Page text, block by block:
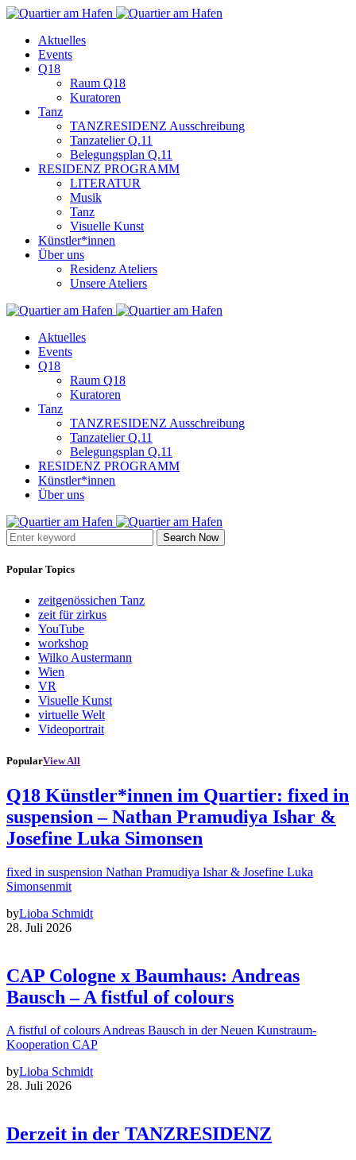
Aktuelles
Events
Q18
Raum Q18
Kuratoren
Tanz
TANZRESIDENZ Ausschreibung
Tanzatelier Q.11
Belegungsplan Q.11
RESIDENZ PROGRAMM
LITERATUR
Musik
Tanz
Visuelle Kunst
Künstler*innen
Über uns
Residenz Ateliers
Unsere Ateliers
Aktuelles
Events
Q18
Raum Q18
Kuratoren
Tanz
TANZRESIDENZ Ausschreibung
Tanzatelier Q.11
Belegungsplan Q.11
RESIDENZ PROGRAMM
Künstler*innen
Über uns
Search Now
Popular Topics
zeitgenössichen Tanz
zeit für zirkus
YouTube
workshop
Wilko Austermann
Wien
VR
Visuelle Kunst
virtuelle Welt
Videoportrait
PopularView All
Q18 Künstler*innen im Quartier: fixed in
suspension – Nathan Pramudiya Ishar &
Josefine Luka Simonsen
fixed in suspension Nathan Pramudiya Ishar & Josefine Luka
Simonsenmit
byLioba Schmidt
28. Juli 2026
CAP Cologne x Baumhaus: Andreas
Bausch – A fistful of colours
A fistful of colours Andreas Bausch in der Neuen Kunstraum-
Kooperation CAP
byLioba Schmidt
28. Juli 2026
Derzeit in der TANZRESIDENZ